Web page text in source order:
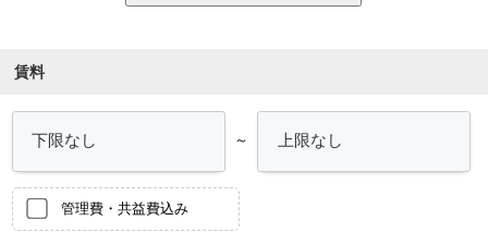
賃料
～
管理費・共益費込み